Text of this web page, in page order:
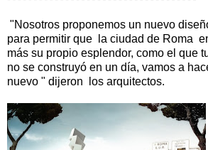
"Nosotros proponemos un nuevo
para permitir que la ciudad de Roma
más su propio esplendor, como el que
no se construyó en un día, vamos a
nuevo " dijeron los arquitectos.